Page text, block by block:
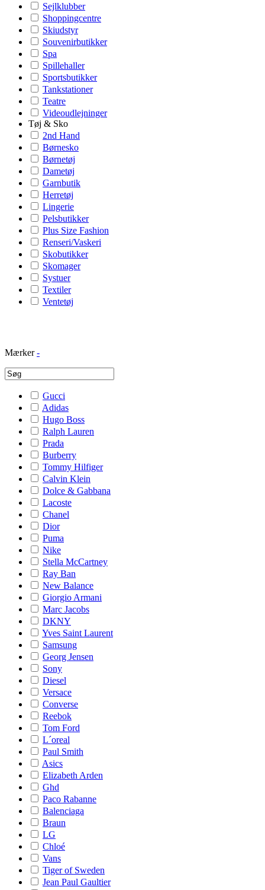
Sejlklubber
Shoppingcentre
Skiudstyr
Souvenirbutikker
Spa
Spillehaller
Sportsbutikker
Tankstationer
Teatre
Videoudlejninger
Tøj & Sko
2nd Hand
Børnesko
Børnetøj
Dametøj
Garnbutik
Herretøj
Lingerie
Pelsbutikker
Plus Size Fashion
Renseri/Vaskeri
Skobutikker
Skomager
Systuer
Textiler
Ventetøj
Mærker -
Gucci
Adidas
Hugo Boss
Ralph Lauren
Prada
Burberry
Tommy Hilfiger
Calvin Klein
Dolce & Gabbana
Lacoste
Chanel
Dior
Puma
Nike
Stella McCartney
Ray Ban
New Balance
Giorgio Armani
Marc Jacobs
DKNY
Yves Saint Laurent
Samsung
Georg Jensen
Sony
Diesel
Versace
Converse
Reebok
Tom Ford
L´oreal
Paul Smith
Asics
Elizabeth Arden
Ghd
Paco Rabanne
Balenciaga
Braun
LG
Chloé
Vans
Tiger of Sweden
Jean Paul Gaultier